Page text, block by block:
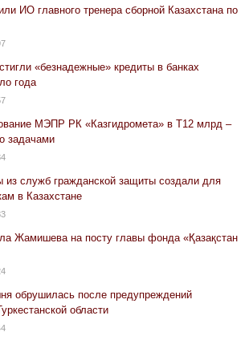
ИО главного тренера сборной Казахстана по
«безнадежные» кредиты в банках
года
МЭПР РК «Казгидромета» в Т12 млрд –
задачами
из служб гражданской защиты создали для
в Казахстане
Жамишева на посту главы фонда «Қазақстан
обрушилась после предупреждений
области